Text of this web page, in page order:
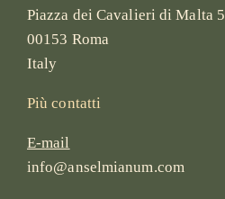
Piazza dei Cavalieri di Malta 5
00153 Roma
Italy
Più contatti
E-mail
info@anselmianum.com